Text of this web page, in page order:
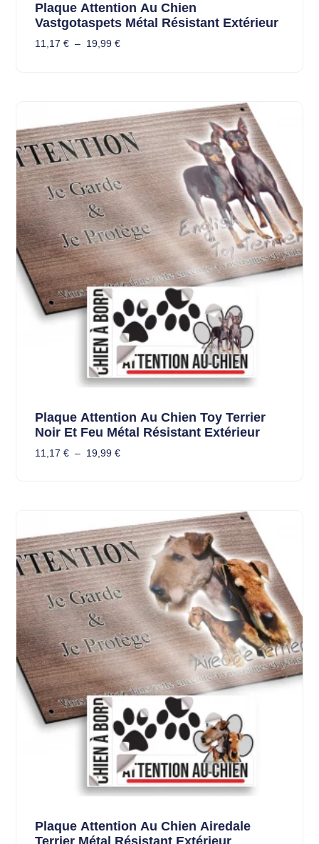
Plaque Attention Au Chien
Vastgotaspets Métal Résistant Extérieur
11,17 € – 19,99 €
Plaque Attention Au Chien Toy Terrier
Noir Et Feu Métal Résistant Extérieur
11,17 € – 19,99 €
Plaque Attention Au Chien Airedale